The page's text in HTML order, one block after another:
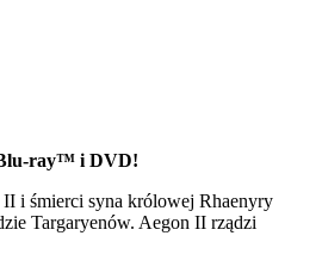
Blu-ray™ i DVD!
i śmierci syna królowej Rhaenyry
Targaryenów. Aegon II rządzi